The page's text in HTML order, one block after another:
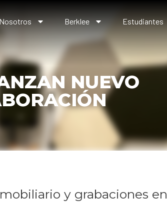
Nosotros Berklee Estudiantes
NUEVO
y grabaciones en